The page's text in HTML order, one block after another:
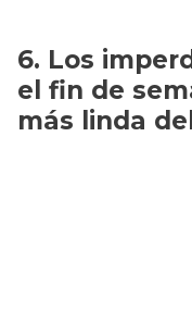
Los
el fin de
más linda